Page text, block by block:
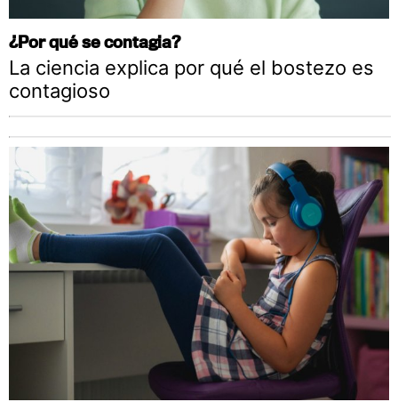
¿Por qué se contagia?
La ciencia explica por qué el bostezo es
contagioso